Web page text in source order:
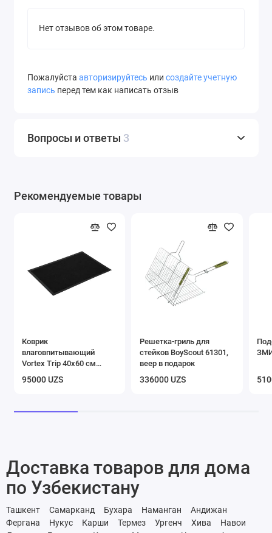
Нет отзывов об этом товаре.
Пожалуйста авторизируйтесь или создайте учетную
запись перед тем как написать отзыв
Вопросы и ответы 3
Рекомендуемые товары
Коврик
влаговпитывающий
Vortex Trip 40х60 см
черный
95000 UZS
Решетка-гриль для
стейков BoyScout 61301,
веер в подарок
336000 UZS
Доставка товаров для дома
по Узбекистану
Ташкент Самарканд Бухара Наманган
Андижан
Фергана
Нукус Карши Термез Ургенч Хива
Навои